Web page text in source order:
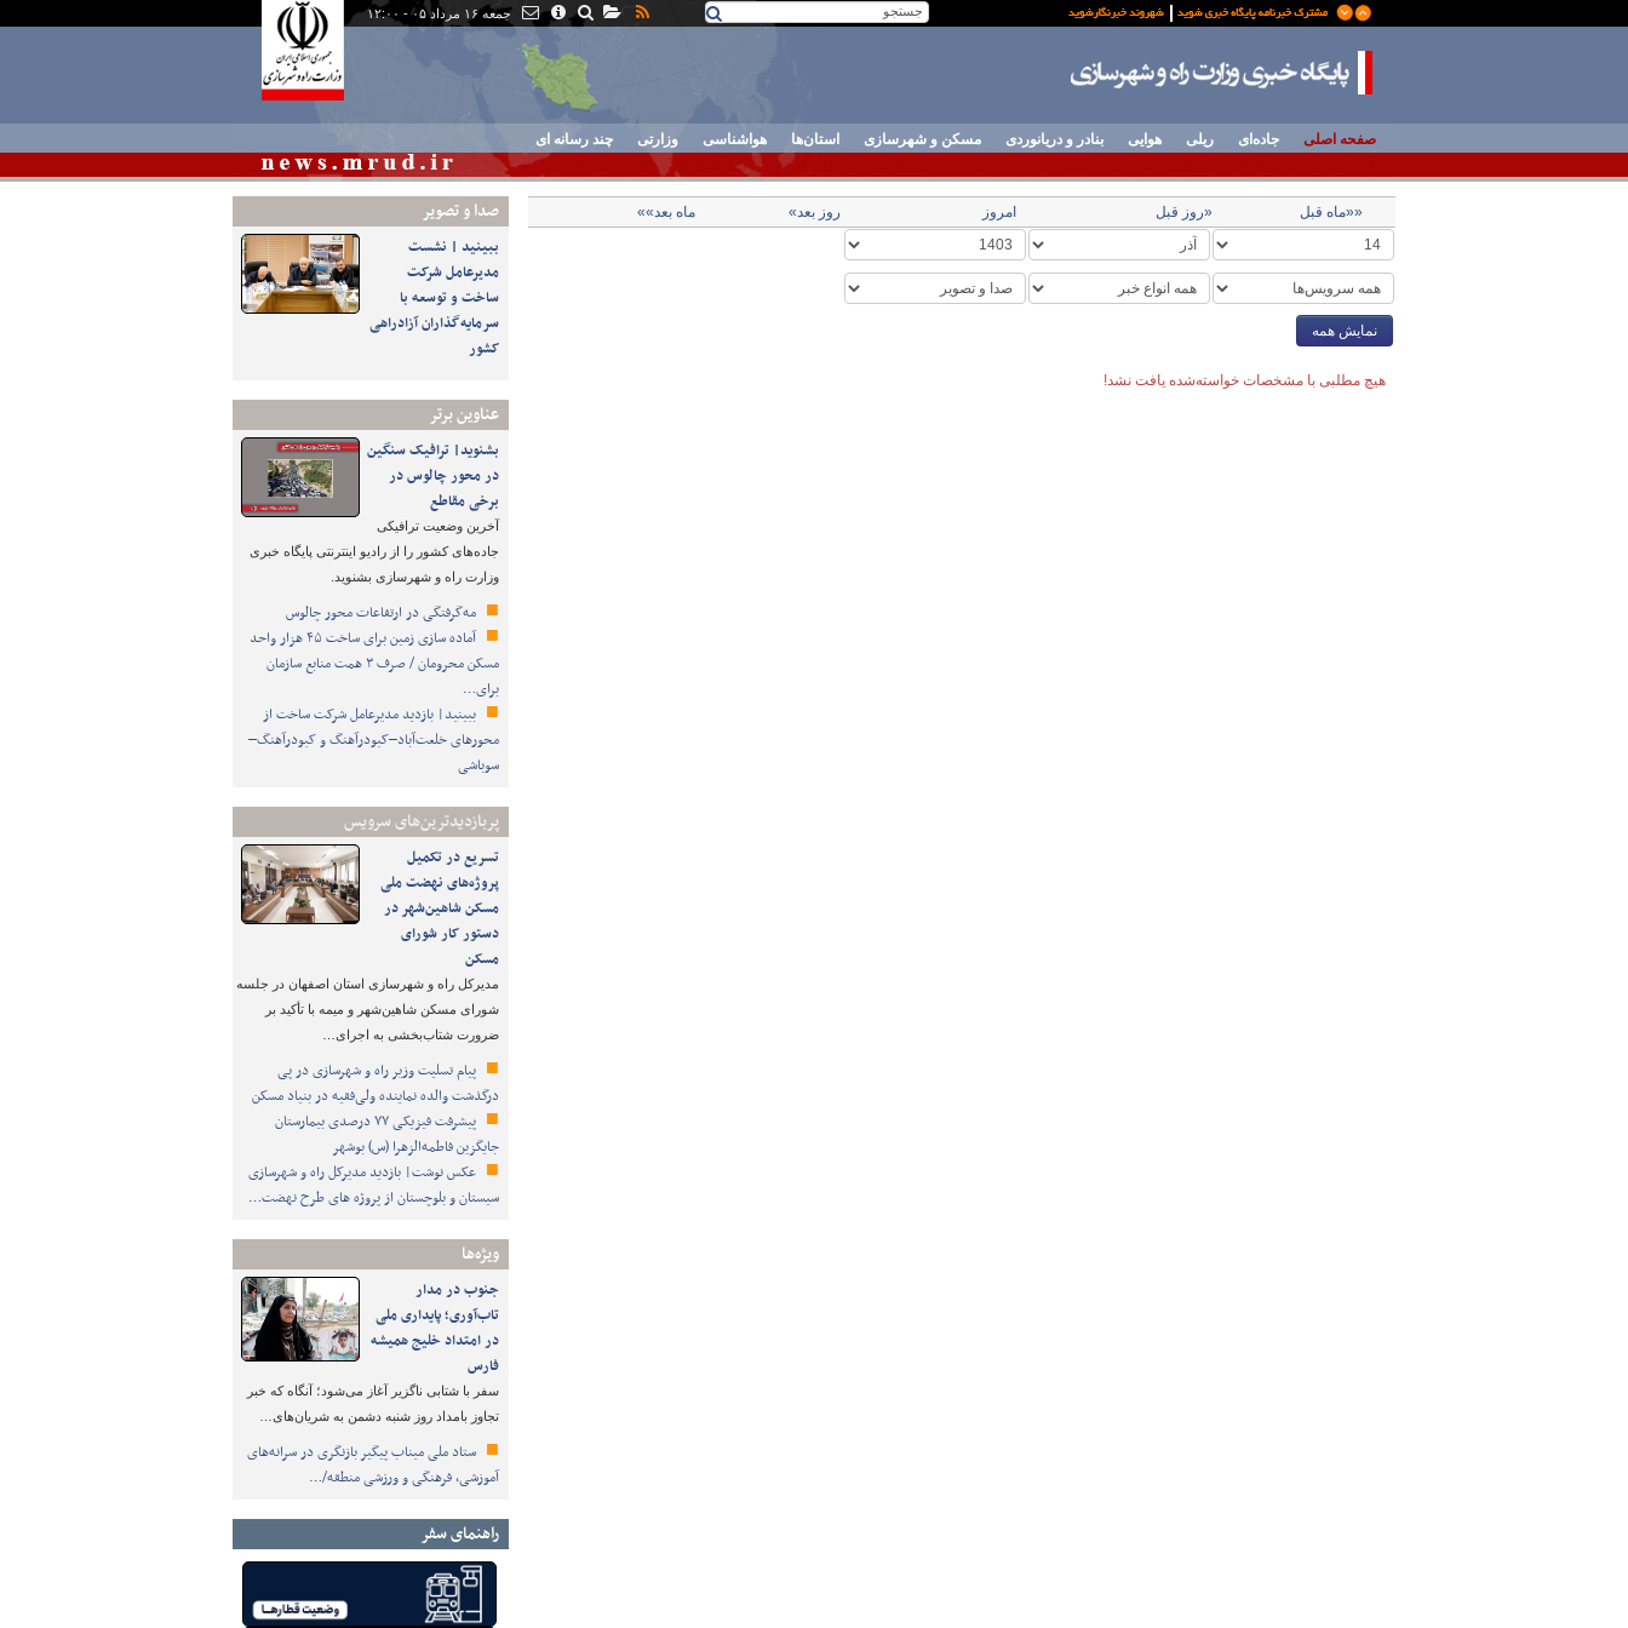
جمعه ۱۶ مرداد ۰۵ - ۱۲:۰۰
صفحه اصلی جاده‌ای ریلی هوایی بنادر و دریانوردی مسکن و شهرسازی استان‌ها هواشناسی وزارتی چند رسانه ای
صدا و تصوير
ببینید | نشست
مدیرعامل شرکت
ساخت و توسعه با
سرمایه‌گذاران آزادراهی
کشور
عناوین برتر
بشنوید| ترافیک سنگین
در محور چالوس در
برخی مقاطع
آخرین وضعیت ترافیکی
جاده‌های کشور را از رادیو اینترنتی پایگاه خبری
وزارت راه و شهرسازی بشنوید.
مه‌گرفتگی در ارتفاعات محور چالوس
آماده سازی زمین برای ساخت ۴۵ هزار واحد
مسکن محرومان / صرف ۳ همت منابع سازمان
برای…
ببینید| بازدید مدیرعامل شرکت ساخت از
محورهای خلعت‌آباد–کبودرآهنگ و کبودرآهنگ–
سوباشی
پربازدیدترین‌های سرویس
تسریع در تکمیل
پروژه‌های نهضت ملی
مسکن شاهین‌شهر در
دستور کار شورای
مسکن
مدیرکل راه و شهرسازی استان اصفهان در جلسه
شورای مسکن شاهین‌شهر و میمه با تأکید بر
ضرورت شتاب‌بخشی به اجرای…
پیام تسلیت وزیر راه و شهرسازی در پی
درگذشت والده نماینده ولی‌فقیه در بنیاد مسکن
پیشرفت فیزیکی ۷۷ درصدی بیمارستان
جایگزین فاطمه‌الزهرا (س) بوشهر
عکس نوشت| بازدید مدیرکل راه و شهرسازی
سیستان و بلوچستان از پروژه های طرح نهضت…
ویژه‌ها
جنوب در مدار
تاب‌آوری؛ پایداری ملی
در امتداد خلیج همیشه
فارس
سفر با شتابی ناگزیر آغاز می‌شود؛ آنگاه که خبر
تجاوز بامداد روز شنبه دشمن به شریان‌های…
ستاد ملی میناب پیگیر بازنگری در سرانه‌های
آموزشی، فرهنگی و ورزشی منطقه/…
راهنمای سفر
««ماه قبل «روز قبل امروز روز بعد» ماه بعد»»
نمایش همه
هیچ مطلبی با مشخصات خواسته‌شده یافت نشد!